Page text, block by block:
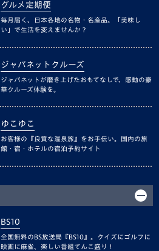
グルメ定期便
毎月届く、日本各地の名物・名産品。「美味し
い」で生活を変えませんか？
ジャパネットクルーズ
ジャパネットが磨き上げたおもてなしで、感動の豪
華クルーズ体験を。
ゆこゆこ
お客様の『良質な温泉旅』をお手伝い。国内の旅
館・宿・ホテルの宿泊予約サイト
BS10
全国無料のBS放送局『BS10』。クイズにゴルフに
映画に麻雀、楽しい番組てんこ盛り！